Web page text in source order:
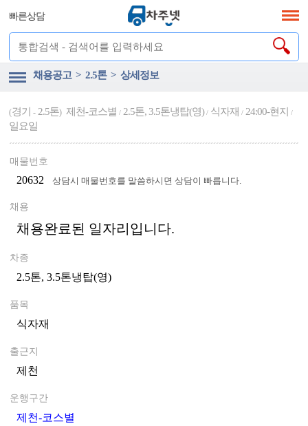
빠른상담
채용공고 > 2.5톤 > 상세정보
(경기 -2.5톤) 제천-코스별/ 2.5톤, 3.5톤냉탑(영)/ 식자재/ 24:00-현지/
일요일
매물번호
20632 상담시 매물번호를 말씀하시면 상담이 빠릅니다.
채용
채용완료된 일자리입니다.
차종
2.5톤, 3.5톤냉탑(영)
품목
식자재
출근지
제천
운행구간
제천-코스별